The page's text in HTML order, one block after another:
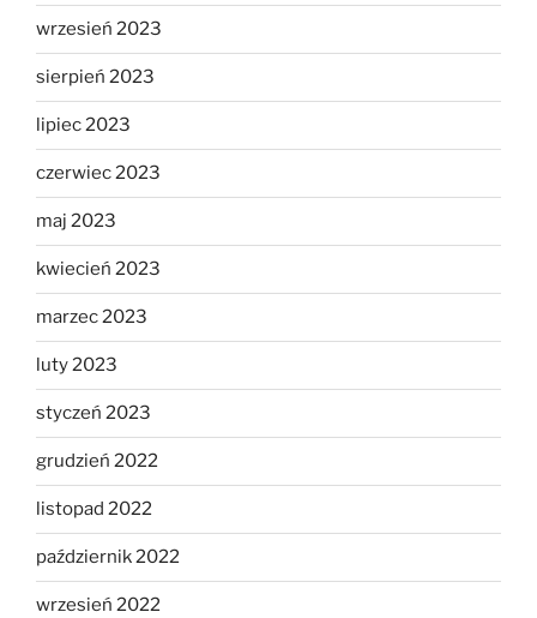
wrzesień 2023
sierpień 2023
lipiec 2023
czerwiec 2023
maj 2023
kwiecień 2023
marzec 2023
luty 2023
styczeń 2023
grudzień 2022
listopad 2022
październik 2022
wrzesień 2022